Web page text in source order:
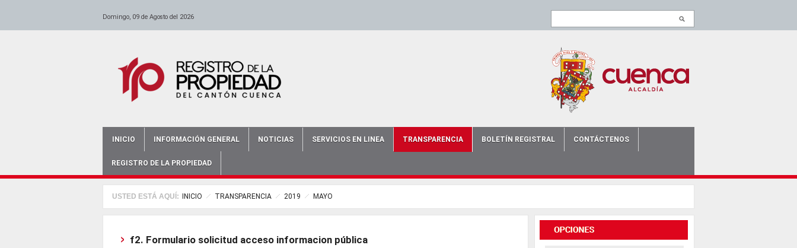
Domingo, 09 de Agosto del 2026
Main menu
INICIO INFORMACIÓN GENERAL NOTICIAS SERVICIOS EN LINEA TRANSPARENCIA BOLETÍN REGISTRAL CONTÁCTENOS
REGISTRO DE LA PROPIEDAD
USTED ESTÁ AQUÍ: INICIO TRANSPARENCIA 2019 MAYO
f2. Formulario solicitud acceso informacion pública